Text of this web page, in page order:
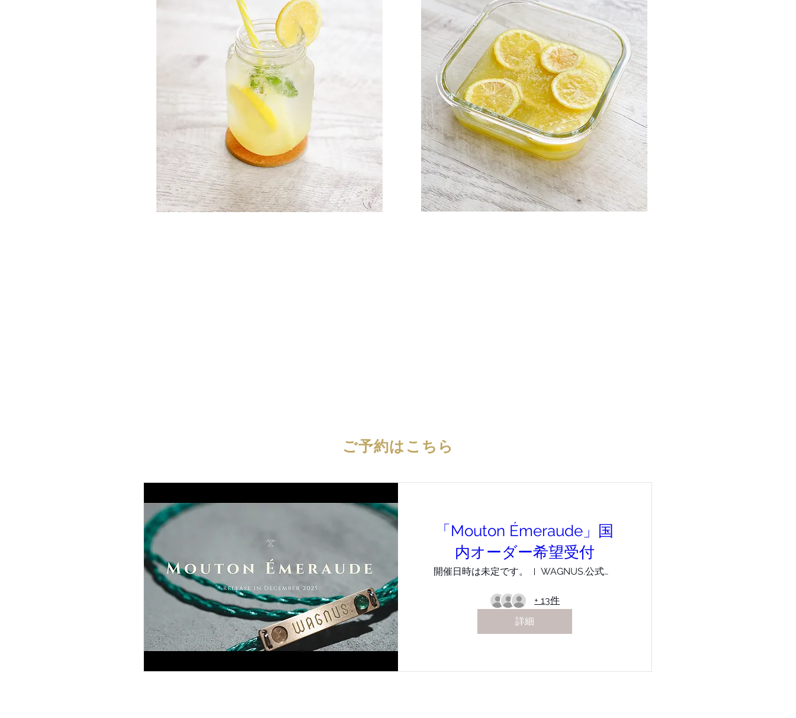
​ご予約はこちら
「Mouton Émeraude」国
内オーダー希望受付
開催日時は未定です。 WAGNUS.公式オンラインショップ
+ 13件
詳細